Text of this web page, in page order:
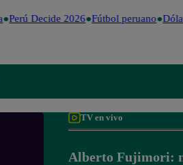
Perú Decide 2026 Fútbol peruano Dólar
TV en vivo
Alberto Fujimori: